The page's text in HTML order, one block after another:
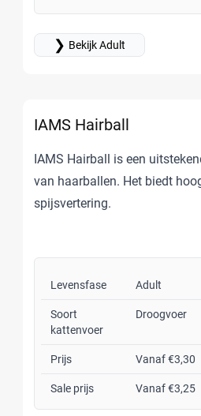
❯ Bekijk Adult
IAMS Hairball
IAMS Hairball is een
van haarballen. Het biedt
spijsvertering.
Levensfase Adult
Soort
kattenvoer
Droogvoer
Prijs Vanaf €3,30
Sale prijs Vanaf €3,25